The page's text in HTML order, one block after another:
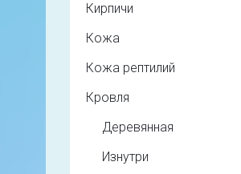
Кирпичи
Кожа
Кожа рептилий
Кровля
Деревянная
Изнутри